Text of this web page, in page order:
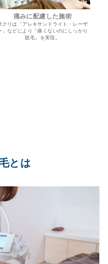
痛みに配慮した施術
クリは「アレキサンドライト・レーザ
」などにより「痛くないのにしっかり
脱毛」を実現。
とは